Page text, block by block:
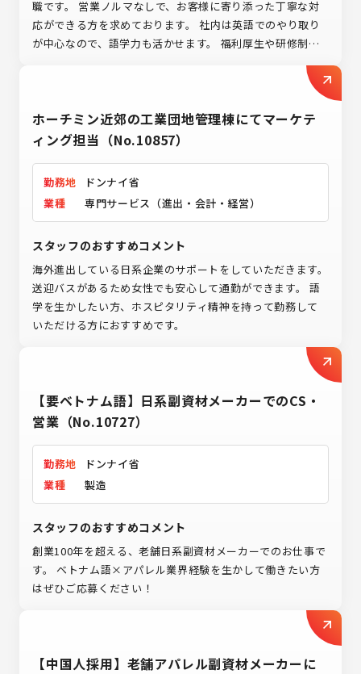
職です。 営業ノルマなしで、お客様に寄り添った丁寧な対
応ができる方を求めております。 社内は英語でのやり取り
が中心なので、語学力も活かせます。 福利厚生や研修制度
も充実しており、日系企業で安定して働きながらスキルアッ
ホーチミン近郊の工業団地管理棟にてマーケテ
ィング担当（No.10857）
勤務地
ドンナイ省
業種
専門サービス（進出・会計・経営）
スタッフのおすすめコメント
海外進出している日系企業のサポートをしていただきます。
送迎バスがあるため女性でも安心して通勤ができます。 語
学を生かしたい方、ホスピタリティ精神を持って勤務して
いただける方におすすめです。
【要ベトナム語】日系副資材メーカーでのCS・
営業（No.10727）
勤務地
ドンナイ省
業種
製造
スタッフのおすすめコメント
創業100年を超える、老舗日系副資材メーカーでのお仕事で
す。 ベトナム語×アパレル業界経験を生かして働きたい方
はぜひご応募ください！
【中国人採用】老舗アパレル副資材メーカーに